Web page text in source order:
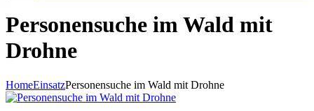
Personensuche im Wald mit
Drohne
HomeEinsatzPersonensuche im Wald mit Drohne